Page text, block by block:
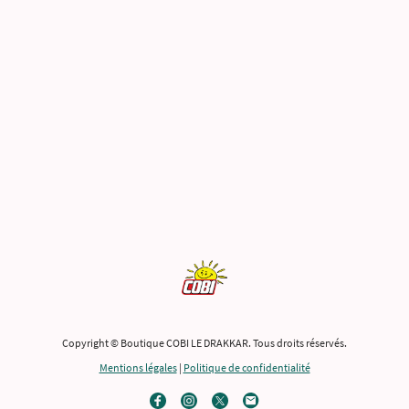
Copyright © Boutique COBI LE DRAKKAR. Tous droits réservés.
Mentions légales| Politique de confidentialité